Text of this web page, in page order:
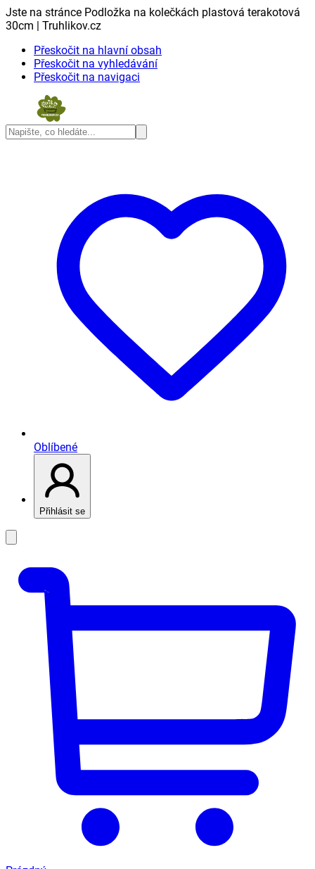
Jste na stránce Podložka na kolečkách plastová terakotová
30cm | Truhlikov.cz
Přeskočit na hlavní obsah
Přeskočit na vyhledávání
Přeskočit na navigaci
Oblíbené
Přihlásit se